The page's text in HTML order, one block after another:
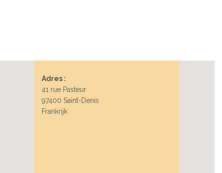
Adres :
41 rue Pasteur
97400 Saint-Denis
Frankrijk